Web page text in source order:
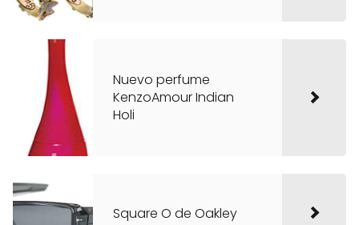
Nuevo perfume
KenzoAmour Indian
Holi
Square O de Oakley